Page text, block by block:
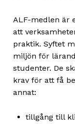
ALF-medlen är
att
praktik. Syftet
miljön för
studenter. De
krav för att få
annat:
tillgång till